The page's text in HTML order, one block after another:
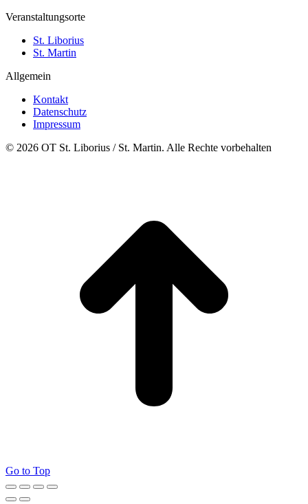
Veranstaltungsorte
St. Liborius
St. Martin
Allgemein
Kontakt
Datenschutz
Impressum
© 2026 OT St. Liborius / St. Martin. Alle Rechte vorbehalten
Go to Top